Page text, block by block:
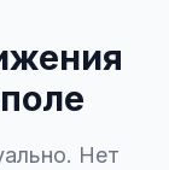
Нет